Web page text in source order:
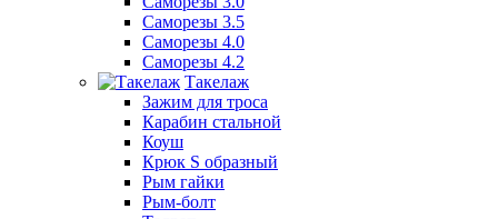
Саморезы 3.5
Саморезы 4.0
Саморезы 4.2
Такелаж
Зажим для троса
Карабин стальной
Коуш
Крюк S образный
Рым гайки
Рым-болт